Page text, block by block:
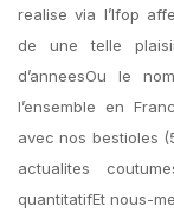
realise via l’Ifop
de une telle
d’anneesOu le
l’ensemble en
avec nos bestioles
actualites
quantitatifEt nous-